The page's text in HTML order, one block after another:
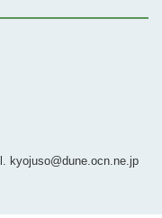
kyojuso@dune.ocn.ne.jp